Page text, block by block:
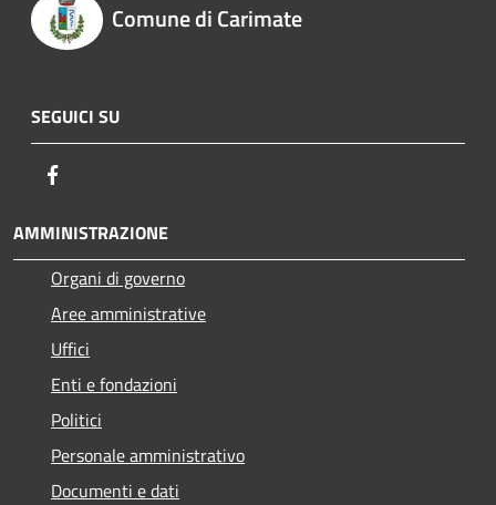
Comune di Carimate
SEGUICI SU
AMMINISTRAZIONE
Organi di governo
Aree amministrative
Uffici
Enti e fondazioni
Politici
Personale amministrativo
Documenti e dati